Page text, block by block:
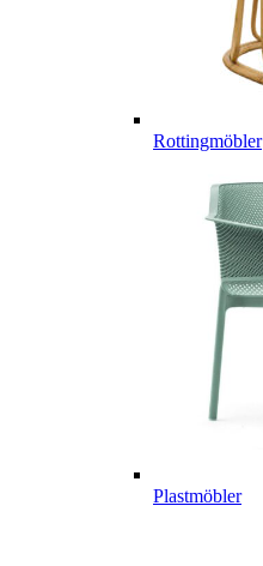
Rottingmöbler
Plastmöbler